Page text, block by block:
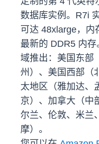
数据库实例。R7i
可达 48xlarge，内
最新的 DDR5 内
域推出：美国东部
州）、美国西部（
太地区（雅加达、
京）、加拿大（中
尔兰、伦敦、米兰
摩）。